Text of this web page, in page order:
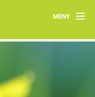
MENY
Hem